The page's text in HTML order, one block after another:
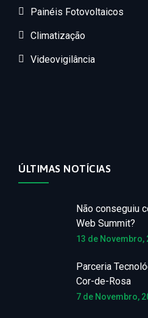
Painéis Fotovoltaicos
Climatização
Videovigilância
ÚLTIMAS NOTÍCIAS
Não conseguiu
Web Summit?
13 de Novembro,
Parceria
Cor-de-Rosa
7 de Novembro,